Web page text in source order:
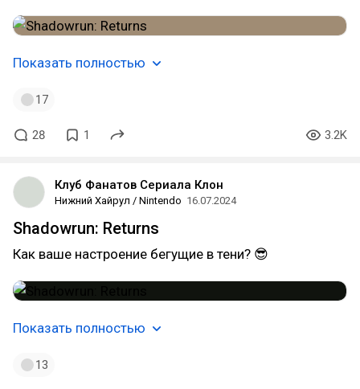
Показать полностью
17
28 1 3.2K
Клуб Фанатов Сериала Клон
Нижний Хайрул / Nintendo 16.07.2024
Shadowrun: Returns
Как ваше настроение бегущие в тени? 😎
Показать полностью
13